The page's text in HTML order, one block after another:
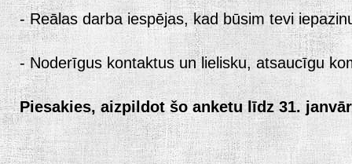
- Reālas darba iespējas, kad būsim tevi
- Noderīgus kontaktus un lielisku, atsaucīgu
Piesakies, aizpildot šo anketu līdz 31.